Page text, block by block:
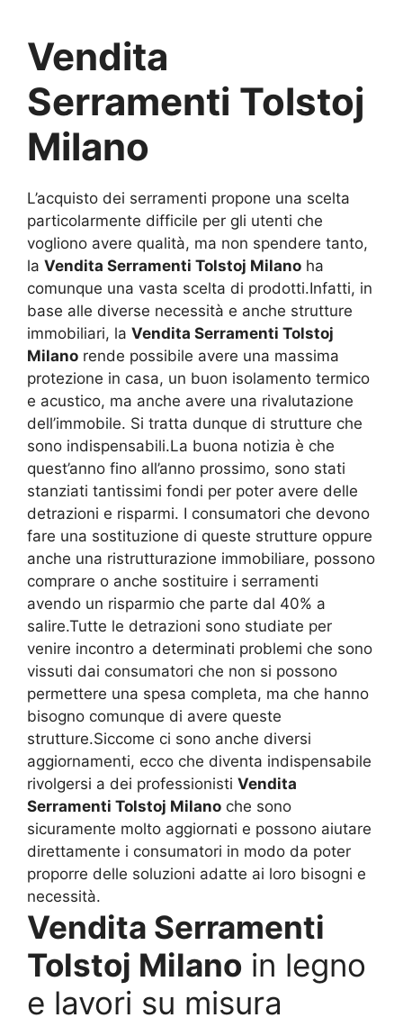
Vendita
Serramenti Tolstoj
Milano
L’acquisto dei serramenti propone una scelta
particolarmente difficile per gli utenti che
vogliono avere qualità, ma non spendere tanto,
la Vendita Serramenti Tolstoj Milano ha
comunque una vasta scelta di prodotti.Infatti, in
base alle diverse necessità e anche strutture
immobiliari, la Vendita Serramenti Tolstoj
Milano rende possibile avere una massima
protezione in casa, un buon isolamento termico
e acustico, ma anche avere una rivalutazione
dell’immobile. Si tratta dunque di strutture che
sono indispensabili.La buona notizia è che
quest’anno fino all’anno prossimo, sono stati
stanziati tantissimi fondi per poter avere delle
detrazioni e risparmi. I consumatori che devono
fare una sostituzione di queste strutture oppure
anche una ristrutturazione immobiliare, possono
comprare o anche sostituire i serramenti
avendo un risparmio che parte dal 40% a
salire.Tutte le detrazioni sono studiate per
venire incontro a determinati problemi che sono
vissuti dai consumatori che non si possono
permettere una spesa completa, ma che hanno
bisogno comunque di avere queste
strutture.Siccome ci sono anche diversi
aggiornamenti, ecco che diventa indispensabile
rivolgersi a dei professionisti Vendita
Serramenti Tolstoj Milano che sono
sicuramente molto aggiornati e possono aiutare
direttamente i consumatori in modo da poter
proporre delle soluzioni adatte ai loro bisogni e
necessità.
Vendita Serramenti
Tolstoj Milano in legno
e lavori su misura